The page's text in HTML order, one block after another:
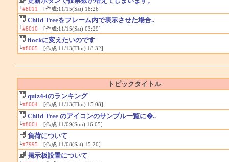
└#8011 [作成:11/15(Sat) 18:26]
Child Treeをフレーム内で表示させた場合..
└#8010 [作成:11/15(Sat) 03:29]
flockに変えたいのです
└#8005 [作成:11/13(Thu) 18:32]
トピックタイトル
quiz4-iのランキング
└#8004[作成:11/13(Thu) 15:08]
Child Tree のアイコンのサンプル一覧に�..
└#8001 [作成:11/09(Sun) 16:05]
負荷について
└#7995 [作成:11/08(Sat) 15:20]
掲示板設置について